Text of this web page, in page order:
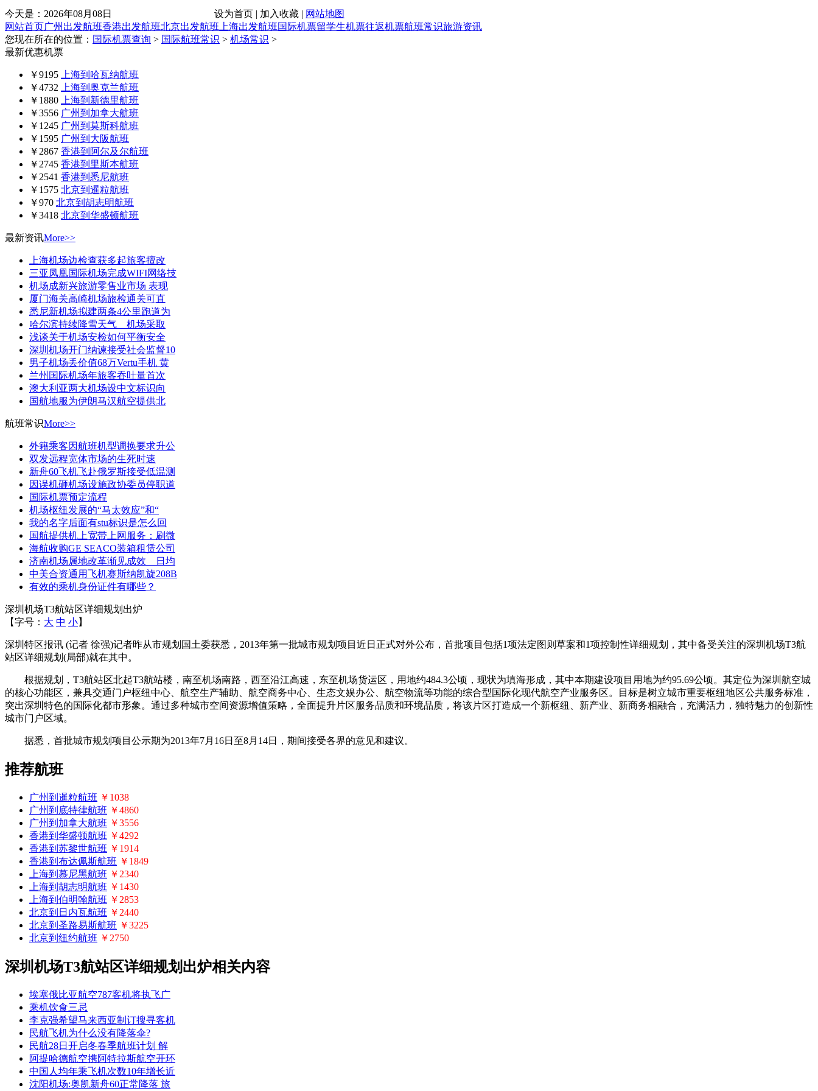
今天是： 2026年08月08日 设为首页 | 加入收藏 | 网站地图
网站首页广州出发航班香港出发航班北京出发航班 上海出发航班国际机票留学生机票往返机票航班常识旅游资讯
您现在所在的位置： 国际机票查询 > 国际航班常识 > 机场常识 >
最新优惠机票
￥9195
上海到哈瓦纳航班
￥4732
上海到奥克兰航班
￥1880
上海到新德里航班
￥3556 广州到加拿大航班
￥1245 广州到莫斯科航班
￥1595 广州到大阪航班
￥2867 香港到阿尔及尔航班
￥2745 香港到里斯本航班
￥2541 香港到悉尼航班
￥1575 北京到暹粒航班
￥970 北京到胡志明航班
￥3418 北京到华盛顿航班
最新资讯More>>
上海机场边检查获多起旅客擅改
三亚凤凰国际机场完成WIFI网络技
机场成新兴旅游零售业市场 表现
厦门海关高崎机场旅检通关可直
悉尼新机场拟建两条4公里跑道为
哈尔滨持续降雪天气 机场采取
浅谈关于机场安检如何平衡安全
深圳机场开门纳谏接受社会监督10
男子机场丢价值68万Vertu手机 黄
兰州国际机场年旅客吞吐量首次
澳大利亚两大机场设中文标识向
国航地服为伊朗马汉航空提供北
航班常识More>>
外籍乘客因航班机型调换要求升公
双发远程宽体市场的生死时速
新舟60飞机飞赴俄罗斯接受低温测
因误机砸机场设施政协委员停职道
国际机票预定流程
机场枢纽发展的“马太效应”和“
我的名字后面有stu标识是怎么回
国航提供机上宽带上网服务：刷微
海航收购GE SEACO装箱租赁公司
济南机场属地改革渐见成效 日均
中美合资通用飞机赛斯纳凯旋208B
有效的乘机身份证件有哪些？
深圳机场T3航站区详细规划出炉
【字号： 大 中 小】
深圳特区报讯 (记者 徐强)记者昨从市规划国土委获悉，2013年第一批城市规划项目近日正式对外公布，首批项目包括1项法定图则草案和1项控制性详细规划，其中备受关注的深圳机场T3航
站区详细规划(局部)就在其中。
根据规划，T3航站区北起T3航站楼，南至机场南路，西至沿江高速，东至机场货运区，用地约484.3公顷，现状为填海形成，其中本期建设项目用地为约95.69公顷。其定位为深圳航空城
的核心功能区，兼具交通门户枢纽中心、航空生产辅助、航空商务中心、生态文娱办公、航空物流等功能的综合型国际化现代航空产业服务区。目标是树立城市重要枢纽地区公共服务标准，
突出深圳特色的国际化都市形象。通过多种城市空间资源增值策略，全面提升片区服务品质和环境品质，将该片区打造成一个新枢纽、新产业、新商务相融合，充满活力，独特魅力的创新性
城市门户区域。
据悉，首批城市规划项目公示期为2013年7月16日至8月14日，期间接受各界的意见和建议。
推荐航班
广州到暹粒航班 ￥1038
广州到底特律航班 ￥4860
广州到加拿大航班 ￥3556
香港到华盛顿航班 ￥4292
香港到苏黎世航班 ￥1914
香港到布达佩斯航班 ￥1849
上海到慕尼黑航班 ￥2340
上海到胡志明航班 ￥1430
上海到伯明翰航班 ￥2853
北京到日内瓦航班 ￥2440
北京到圣路易斯航班 ￥3225
北京到纽约航班 ￥2750
深圳机场T3航站区详细规划出炉相关内容
埃塞俄比亚航空787客机将执飞广
乘机饮食三忌
李克强希望马来西亚制订搜寻客机
民航飞机为什么没有降落伞?
民航28日开启冬春季航班计划 解
阿提哈德航空携阿特拉斯航空开环
中国人均年乘飞机次数10年增长近
沈阳机场:奥凯新舟60正常降落 旅